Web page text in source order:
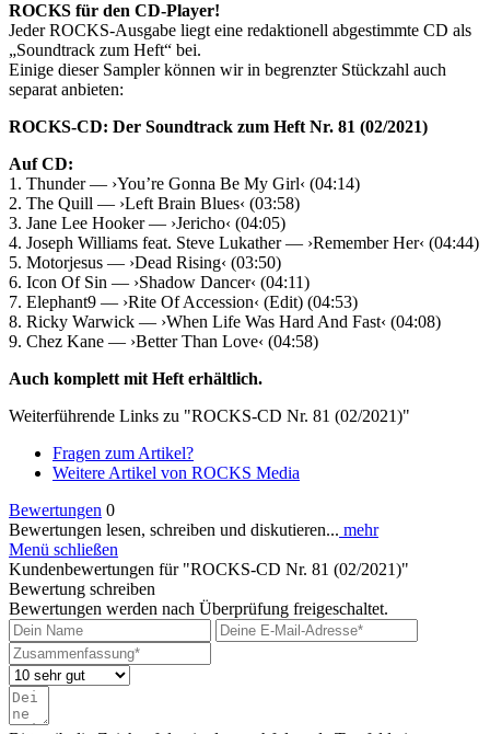
ROCKS für den CD-Player!
Jeder ROCKS-Ausgabe liegt eine redaktionell abgestimmte CD als
„Soundtrack zum Heft“ bei.
Einige dieser Sampler können wir in begrenzter Stückzahl auch
separat anbieten:
ROCKS-CD: Der Soundtrack zum Heft Nr. 81 (02/2021)
Auf CD:
1. Thunder — ›You’re Gonna Be My Girl‹ (04:14)
2. The Quill — ›Left Brain Blues‹ (03:58)
3. Jane Lee Hooker — ›Jericho‹ (04:05)
4. Joseph Williams feat. Steve Lukather — ›Remember Her‹ (04:44)
5. Motorjesus — ›Dead Rising‹ (03:50)
6. Icon Of Sin — ›Shadow Dancer‹ (04:11)
7. Elephant9 — ›Rite Of Accession‹ (Edit) (04:53)
8. Ricky Warwick — ›When Life Was Hard And Fast‹ (04:08)
9. Chez Kane — ›Better Than Love‹ (04:58)
Auch komplett mit Heft erhältlich.
Weiterführende Links zu "ROCKS-CD Nr. 81 (02/2021)"
Fragen zum Artikel?
Weitere Artikel von ROCKS Media
Bewertungen 0
Bewertungen lesen, schreiben und diskutieren... mehr
Menü schließen
Kundenbewertungen für "ROCKS-CD Nr. 81 (02/2021)"
Bewertung schreiben
Bewertungen werden nach Überprüfung freigeschaltet.